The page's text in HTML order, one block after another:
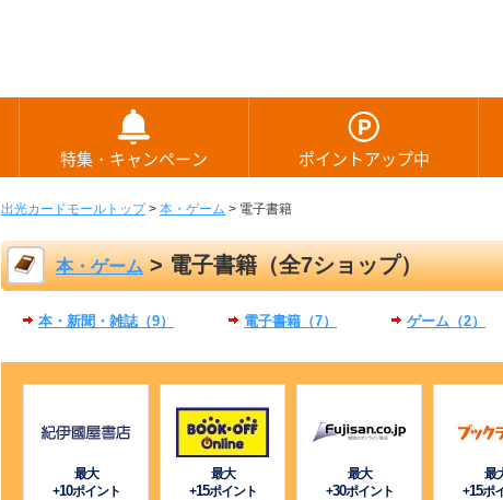
特集・キャンペーン ポイントアップ中
出光カードモールトップ> 本・ゲーム > 電子書籍
本・ゲーム> 電子書籍（全7ショップ）
本・新聞・雑誌（9） 電子書籍（7） ゲーム（2）
最大
+10ポイント
最大
+15ポイント
最大
+30ポイント
最
+15ポ